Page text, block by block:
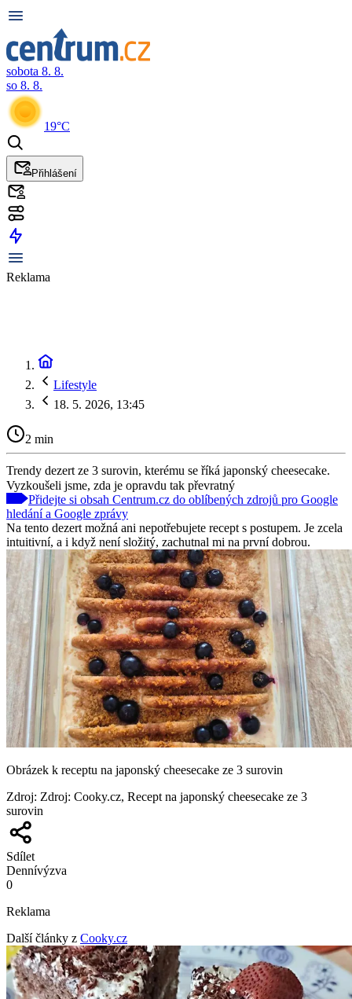
sobota 8. 8.
so 8. 8.
19°C
Přihlášení
Reklama
Lifestyle
18. 5. 2026, 13:45
2 min
Trendy dezert ze 3 surovin, kterému se říká japonský cheesecake.
Vyzkoušeli jsme, zda je opravdu tak převratný
Přidejte si obsah Centrum.cz do oblíbených zdrojů pro Google
hledání a Google zprávy
Na tento dezert možná ani nepotřebujete recept s postupem. Je zcela
intuitivní, a i když není složitý, zachutnal mi na první dobrou.
Obrázek k receptu na japonský cheesecake ze 3 surovin
Zdroj: Zdroj: Cooky.cz, Recept na japonský cheesecake ze 3
surovin
Sdílet
Dennívýzva
0
Reklama
Další články z Cooky.cz